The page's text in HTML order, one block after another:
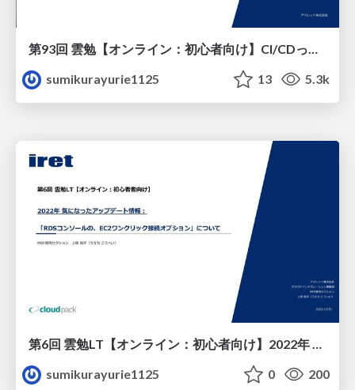
第93回 雲勉【オンライン：初心者向け】CI/CDって結局何なの？インフラエンジニアがCode3兄弟を学ぶ
sumikurayurie1125
13 5.3k
sumikurayurie1125
0 200